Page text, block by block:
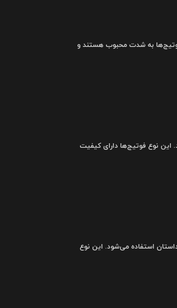
۸ میلی‌متری ضبط می‌شدند. این فوتیج‌ها به شدت محبوب هستند و
این نوع فوتیج‌ها دارای کیفیت
استفاده می‌شود. این نوع